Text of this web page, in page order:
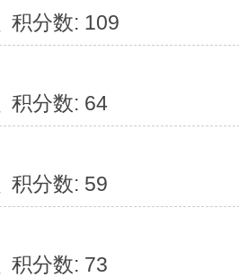
积分数: 109
积分数: 64
积分数: 59
积分数: 73